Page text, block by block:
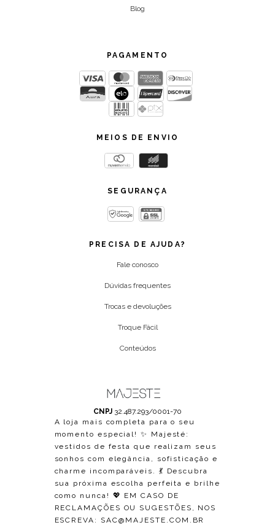
Blog
PAGAMENTO
MEIOS DE ENVIO
SEGURANÇA
PRECISA DE AJUDA?
Fale conosco
Dúvidas frequentes
Trocas e devoluções
Troque Fácil
Conteúdos
CNPJ 32.487.293/0001-70
A loja mais completa para o seu
momento especial! ✨ Majesté:
vestidos de festa que realizam seus
sonhos com elegância, sofisticação e
charme incomparáveis. 💃 Descubra
sua próxima escolha perfeita e brilhe
como nunca! 💖 EM CASO DE
RECLAMAÇÕES OU SUGESTÕES, NOS
ESCREVA: SAC@MAJESTE.COM.BR